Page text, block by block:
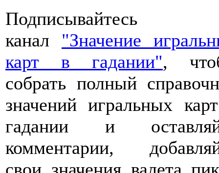
Подписывайтесь
канал "Значение
карт в гадании",
собрать полный
значений игральных
гадании и
комментарии,